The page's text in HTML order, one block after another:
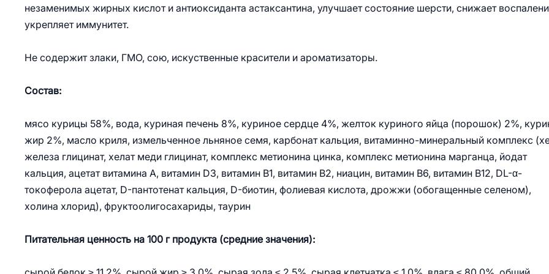
незаменимых жирных кислот и антиоксиданта астаксантина, улучшает состояние шерсти, снижает
укрепляет иммунитет.
Не содержит злаки, ГМО, сою, искуственные красители и ароматизаторы.
Состав:
мясо курицы 58%, вода, куриная печень 8%, куриное сердце 4%, желток куриного яйца (порошок) 2%,
жир 2%, масло криля, измельченное льняное семя, карбонат кальция, витаминно-минеральный комплекс
железа глицинат, хелат меди глицинат, комплекс метионина цинка, комплекс метионина марганца, йодат
кальция, ацетат витамина А, витамин D3, витамин B1, витамин B2, ниацин, витамин B6, витамин B12, DL-α-
токоферола ацетат, D-пантотенат кальция, D-биотин, фолиевая кислота, дрожжи (обогащенные селеном),
холина хлорид), фруктоолигосахариды, таурин
Питательная ценность на 100 г продукта (средние значения):